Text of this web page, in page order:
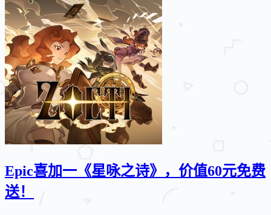
Epic喜加一《星咏之诗》，价值60元免费
送！